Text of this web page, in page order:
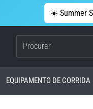
☀️ Summer
EQUIPAMENTO DE CORRIDA